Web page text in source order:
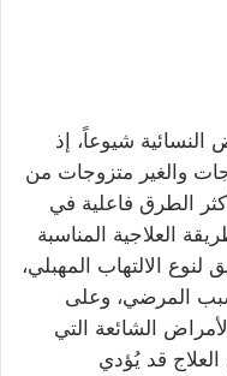
النسائية شيوعاً، إذ
والغير متزوجات من
الطرق فاعلية في
العلاجية المناسبة
الالتهاب المهبلي،
المرضي، وعلى
الشائعة التي
قد يُؤدي